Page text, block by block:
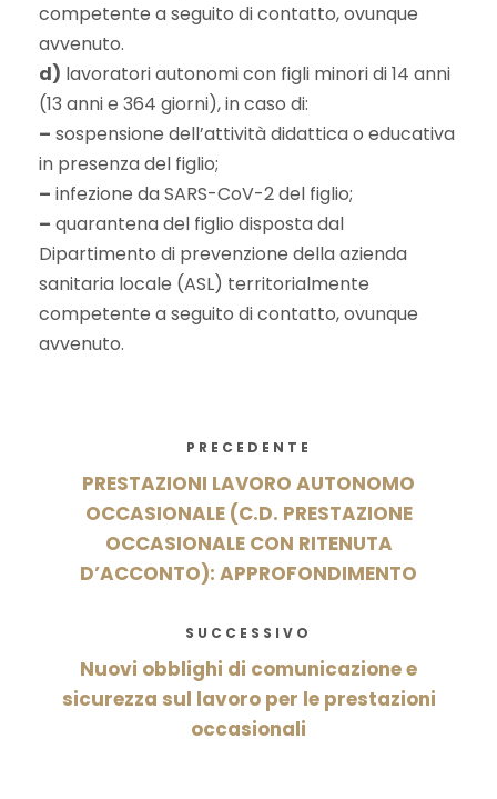
competente a seguito di contatto, ovunque
avvenuto.
d) lavoratori autonomi con figli minori di 14 anni
(13 anni e 364 giorni), in caso di:
– sospensione dell’attività didattica o educativa
in presenza del figlio;
– infezione da SARS-CoV-2 del figlio;
– quarantena del figlio disposta dal
Dipartimento di prevenzione della azienda
sanitaria locale (ASL) territorialmente
competente a seguito di contatto, ovunque
avvenuto.
PRECEDENTE
PRESTAZIONI LAVORO AUTONOMO
OCCASIONALE (C.D. PRESTAZIONE
OCCASIONALE CON RITENUTA
D’ACCONTO): APPROFONDIMENTO
SUCCESSIVO
Nuovi obblighi di comunicazione e
sicurezza sul lavoro per le prestazioni
occasionali